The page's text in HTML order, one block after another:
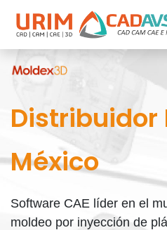
Distribuidor
México
Software CAE líder en el
moldeo por inyección de